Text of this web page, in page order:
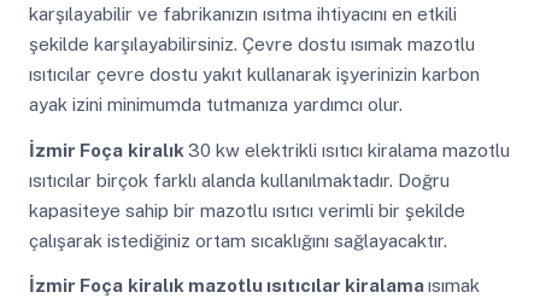
karşılayabilir ve fabrikanızın ısıtma ihtiyacını en etkili
şekilde karşılayabilirsiniz. Çevre dostu ısımak mazotlu
ısıtıcılar çevre dostu yakıt kullanarak işyerinizin karbon
ayak izini minimumda tutmanıza yardımcı olur.
İzmir Foça kiralık 30 kw elektrikli ısıtıcı kiralama mazotlu
ısıtıcılar birçok farklı alanda kullanılmaktadır. Doğru
kapasiteye sahip bir mazotlu ısıtıcı verimli bir şekilde
çalışarak istediğiniz ortam sıcaklığını sağlayacaktır.
İzmir Foça kiralık mazotlu ısıtıcılar kiralamaısımak